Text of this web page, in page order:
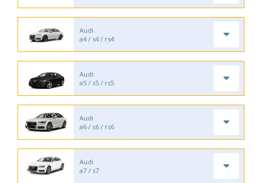
Audi
a4 / s4 / rs4
Audi
a5 / s5 / rs5
Audi
a6 / s6 / rs6
Audi
a7 / s7